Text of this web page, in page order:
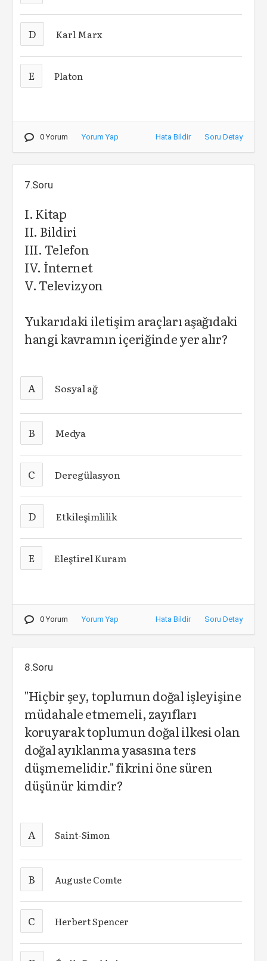
D Karl Marx
E Platon
0 Yorum Yorum Yap Hata Bildir Soru Detay
7.Soru
I. Kitap
II. Bildiri
III. Telefon
IV. İnternet
V. Televizyon
Yukarıdaki iletişim araçları aşağıdaki
hangi kavramın içeriğinde yer alır?
A Sosyal ağ
B Medya
C Deregülasyon
D Etkileşimlilik
E Eleştirel Kuram
0 Yorum Yorum Yap Hata Bildir Soru Detay
8.Soru
"Hiçbir şey, toplumun doğal işleyişine
müdahale etmemeli, zayıfları
koruyarak toplumun doğal ilkesi olan
doğal ayıklanma yasasına ters
düşmemelidir." fikrini öne süren
düşünür kimdir?
A Saint-Simon
B Auguste Comte
C Herbert Spencer